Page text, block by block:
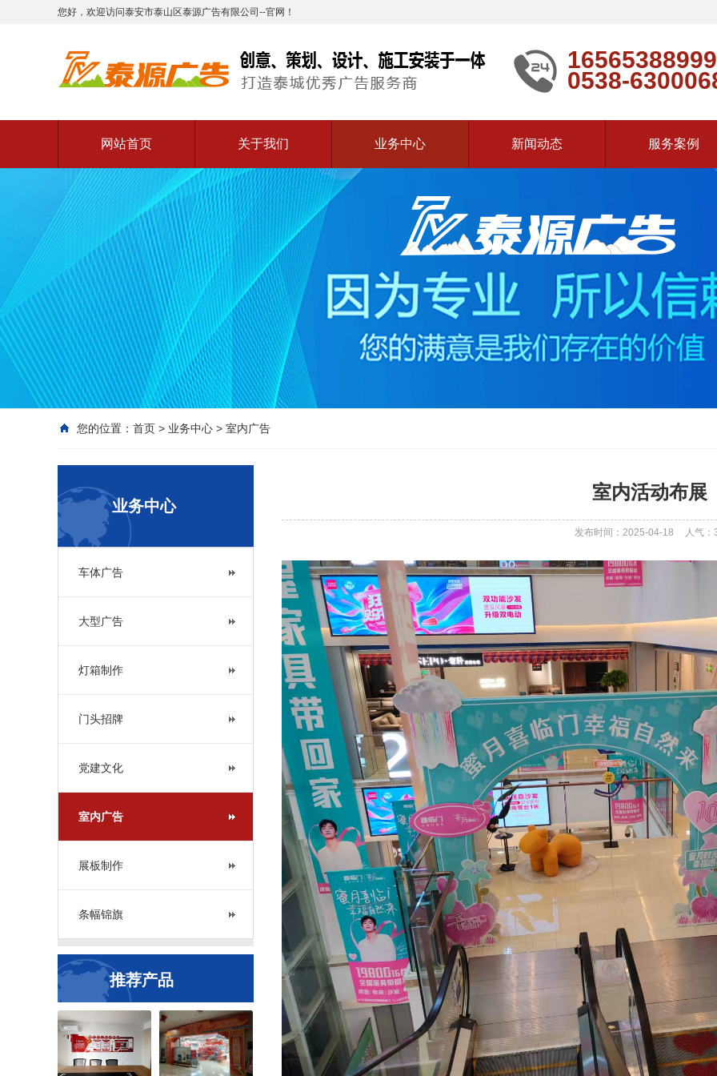
您好，欢迎访问泰安市泰山区泰源广告有限公司--官网！
16565388999
0538-
网站首页 关于我们 业务中心 新闻动态 服务案例
您的位置： 首页 > 业务中心 > 室内广告
业务中心
车体广告
大型广告
灯箱制作
门头招牌
党建文化
室内广告
展板制作
条幅锦旗
推荐产品
室内活动布展
发布时间：2025-04-18 人气：